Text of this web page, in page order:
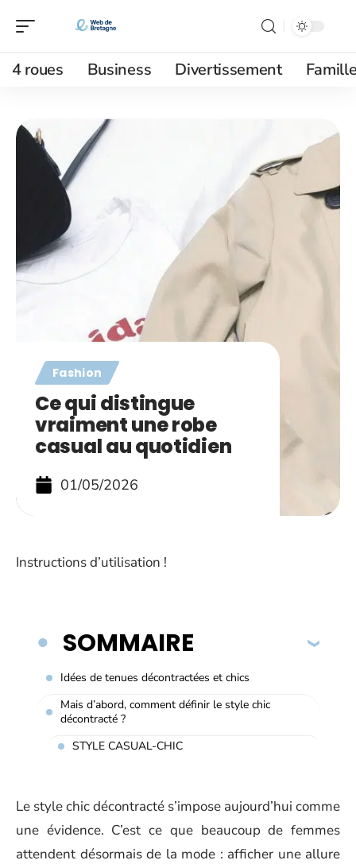
4 roues Business Divertissement
Fashion
Ce qui distingue
vraiment une robe
casual au quotidien
01/05/2026
Instructions d’utilisation !
SOMMAIRE
Idées de tenues décontractées et chics
Mais d’abord, comment définir le style chic
décontracté ?
STYLE CASUAL-CHIC
Le style chic décontracté s’impose aujourd’hui comme
une évidence. C’est ce que beaucoup de femmes
attendent désormais de la mode : afficher une allure